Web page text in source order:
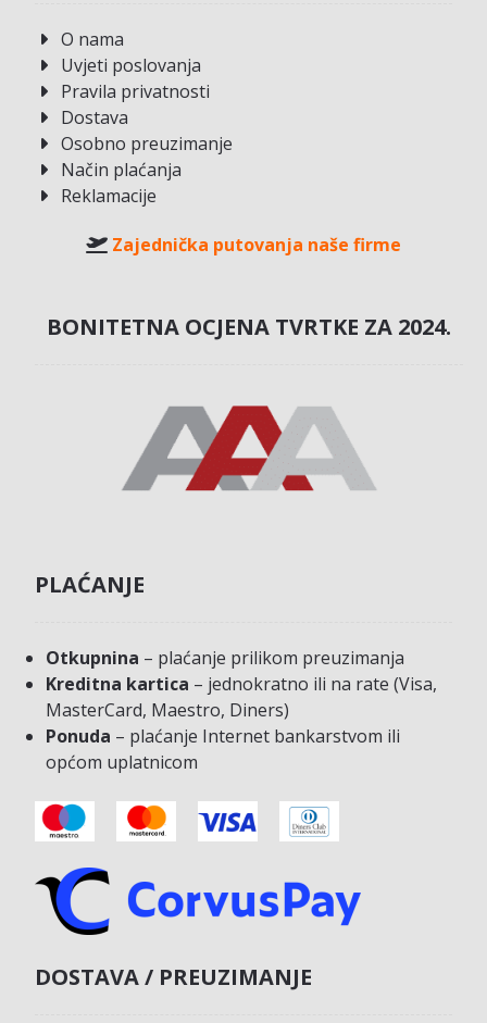
O nama
Uvjeti poslovanja
Pravila privatnosti
Dostava
Osobno preuzimanje
Način plaćanja
Reklamacije
Zajednička putovanja naše firme
BONITETNA OCJENA TVRTKE ZA 2024.
PLAĆANJE
Otkupnina – plaćanje prilikom preuzimanja
Kreditna kartica – jednokratno ili na rate (Visa,
MasterCard, Maestro, Diners)
Ponuda – plaćanje Internet bankarstvom ili
općom uplatnicom
DOSTAVA / PREUZIMANJE